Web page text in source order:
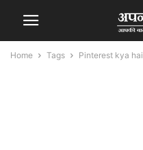
Home Tags Pinterest kya hai